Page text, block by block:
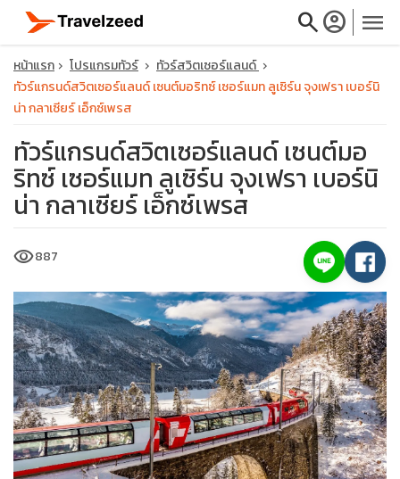
searchaccount_circle menu
close
travel_explore
calendar_month
search
หน้าแรก โปรแกรมทัวร์
ทัวร์สวิตเซอร์แลนด์
ทัวร์แกรนด์สวิตเซอร์แลนด์ เซนต์มอริทซ์ เซอร์แมท ลูเซิร์น จุงเฟรา เบอร์นิ
น่า กลาเซียร์ เอ็กซ์เพรส
ทัวร์แกรนด์สวิตเซอร์แลนด์ เซนต์มอ
ริทซ์ เซอร์แมท ลูเซิร์น จุงเฟรา เบอร์นิ
น่า กลาเซียร์ เอ็กซ์เพรส
visibility887